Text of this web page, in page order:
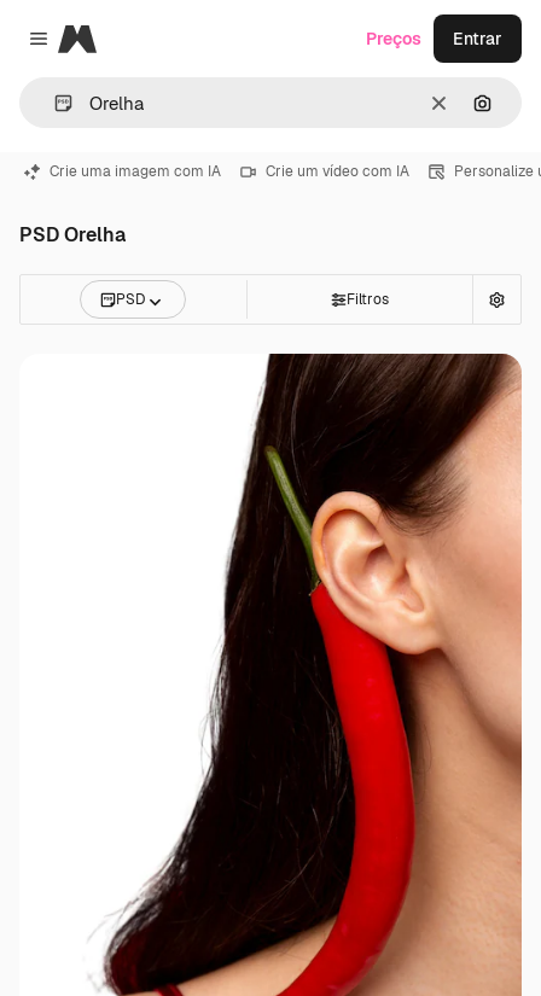
Close menu
Magnific
Limpar
Preços Entrar
Crie uma imagem com IA Crie um vídeo com IA Personalize
PSD Orelha
PSD Filtros